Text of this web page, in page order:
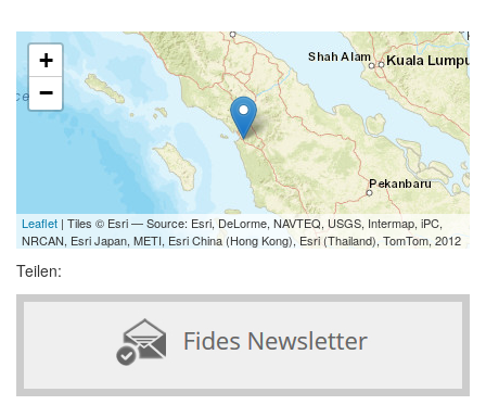
+
−
Leaflet | Tiles © Esri — Source: Esri, DeLorme, NAVTEQ, USGS, Intermap, iPC,
NRCAN, Esri Japan, METI, Esri China (Hong Kong), Esri (Thailand), TomTom, 2012
Teilen: